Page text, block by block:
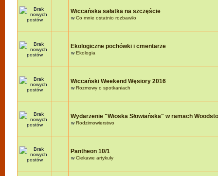
Wiccańska sałatka na szczęście
wCo mnie ostatnio rozbawiło
Ekologiczne pochówki i cmentarze
wEkologia
Wiccański Weekend Węsiory 2016
wRozmowy o spotkaniach
Wydarzenie "Wioska Słowiańska" w ramach
wRodzimowierstwo
Pantheon 10/1
wCiekawe artykuły